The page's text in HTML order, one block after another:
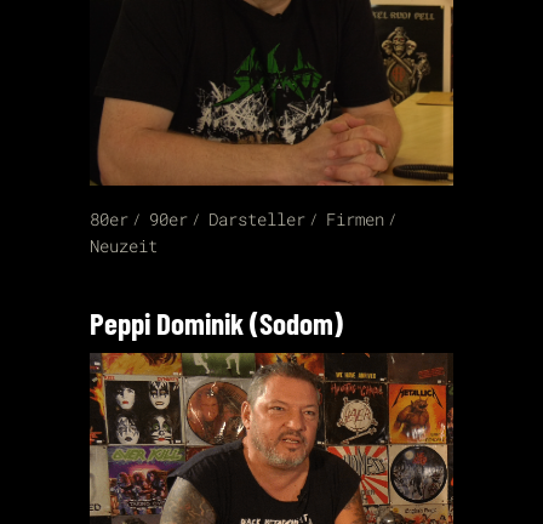
80er 90er Darsteller
Firmen
Neuzeit
Peppi Dominik (Sodom)